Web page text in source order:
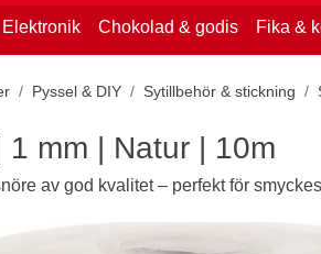
Elektronik Chokolad & godis Fika &
Pyssel & DIY Sytillbehör & stickning
1 mm | Natur | 10m
av god kvalitet – perfekt för